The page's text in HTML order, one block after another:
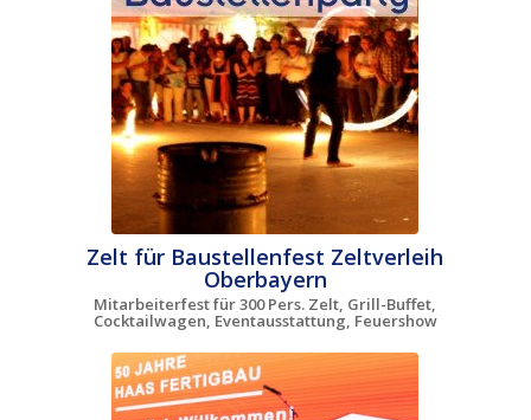
Zelt für Baustellenfest Zeltverleih
Oberbayern
Mitarbeiterfest für 300 Pers. Zelt, Grill-Buffet,
Cocktailwagen, Eventausstattung, Feuershow